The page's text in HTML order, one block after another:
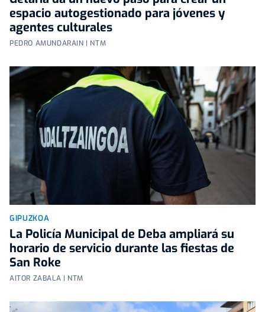
espacio autogestionado para jóvenes y
agentes culturales
PEDRO AMUNDARAIN | NTM
GIPUZKOA
La Policía Municipal de Deba ampliará su
horario de servicio durante las fiestas de
San Roke
AITOR ZABALA | NTM